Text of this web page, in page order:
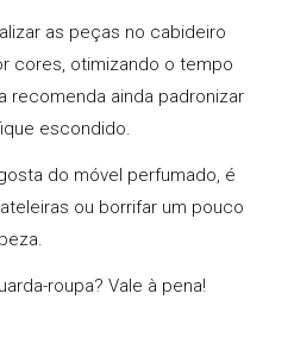
as peças no cabideiro
cores, otimizando o tempo
recomenda ainda padronizar
escondido.
do móvel perfumado, é
ou borrifar um pouco
roupa? Vale à pena!